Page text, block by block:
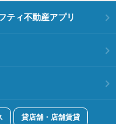
ティ不動産アプリ
貸店舗・店舗賃貸